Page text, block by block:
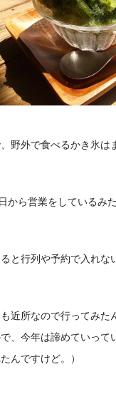
野外で食べるかき氷は
から営業をしているみた
と行列や予約で入れな
も近所なので行ってみた
、今年は諦めていって
んですけど。）